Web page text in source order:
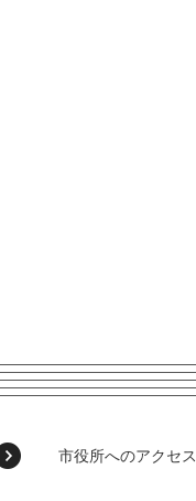
市役所へのアクセス